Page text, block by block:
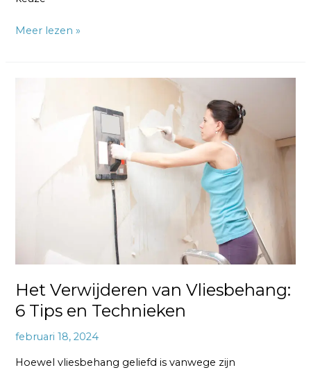
Meer lezen »
Het Verwijderen van Vliesbehang:
6 Tips en Technieken
februari 18, 2024
Hoewel vliesbehang geliefd is vanwege zijn
Verwijderen
van